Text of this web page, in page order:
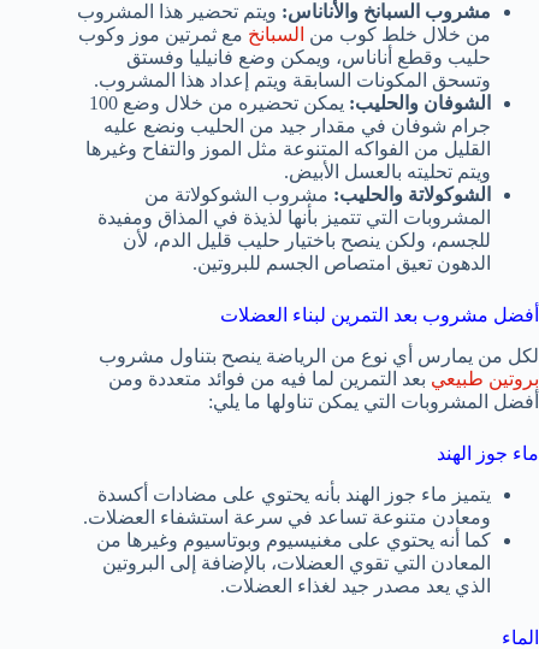
مشروب السبانخ والأناناس: ويتم تحضير هذا المشروب
من خلال خلط كوب من السبانخ مع ثمرتين موز وكوب
حليب وقطع أناناس، ويمكن وضع فانيليا وفستق
وتسحق المكونات السابقة ويتم إعداد هذا المشروب.
الشوفان والحليب:
يمكن تحضيره من خلال وضع 100
جرام شوفان في مقدار جيد من الحليب ونضع عليه
القليل من الفواكه المتنوعة مثل الموز والتفاح وغيرها
ويتم تحليته بالعسل الأبيض.
الشوكولاتة والحليب: مشروب الشوكولاتة من
المشروبات التي تتميز بأنها لذيذة في المذاق ومفيدة
للجسم، ولكن ينصح باختيار حليب قليل الدم، لأن
الدهون تعيق امتصاص الجسم للبروتين.
أفضل مشروب بعد التمرين لبناء العضلات
لكل من يمارس أي نوع من الرياضة ينصح بتناول مشروب
بروتين طبيعي بعد التمرين لما فيه من فوائد متعددة ومن
أفضل المشروبات التي يمكن تناولها ما يلي:
ماء جوز الهند
يتميز ماء جوز الهند بأنه يحتوي على مضادات أكسدة
ومعادن متنوعة تساعد في سرعة استشفاء العضلات.
كما أنه يحتوي على مغنيسيوم وبوتاسيوم وغيرها من
المعادن التي تقوي العضلات، بالإضافة إلى البروتين
الذي يعد مصدر جيد لغذاء العضلات.
الماء